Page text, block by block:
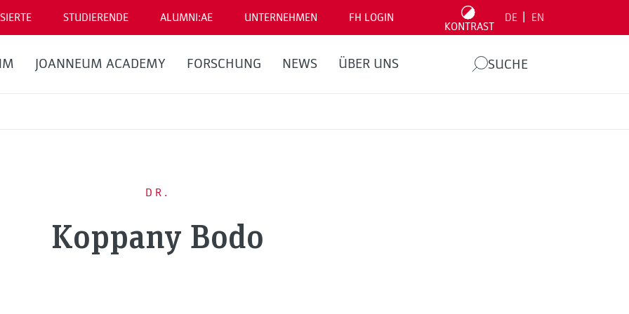
STUDIERENDE ALUMNI:AE UNTERNEHMEN FH LOGIN
KONTRAST
DE EN
JOANNEUM ACADEMY FORSCHUNG NEWS ÜBER UNS SUCHE
DR.
Koppany Bodo